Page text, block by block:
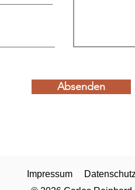
Absenden
Impressum
Datenschutz